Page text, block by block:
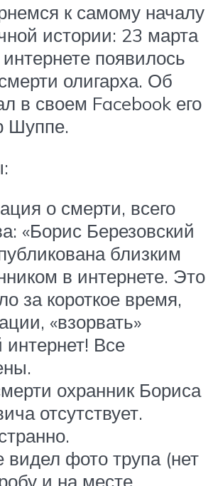
к самому началу
истории: 23 марта
появилось
олигарха. Об
в своем Facebook его
Шуппе.
о смерти, всего
«Борис Березовский
близким
в интернете. Это
за короткое время,
«взорвать»
Все
охранник Бориса
отсутствует.
видел фото трупа (нет
и на месте